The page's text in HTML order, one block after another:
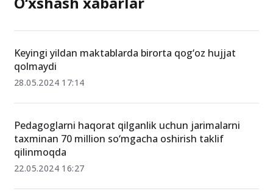
Keyingi yildan maktablarda birorta qog‘oz hujjat
qolmaydi
28.05.2024 17:14
Pedagoglarni haqorat qilganlik uchun jarimalarni
taxminan 70 million so‘mgacha oshirish taklif
qilinmoqda
22.05.2024 16:27